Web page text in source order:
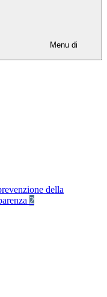
Menu di
della
2